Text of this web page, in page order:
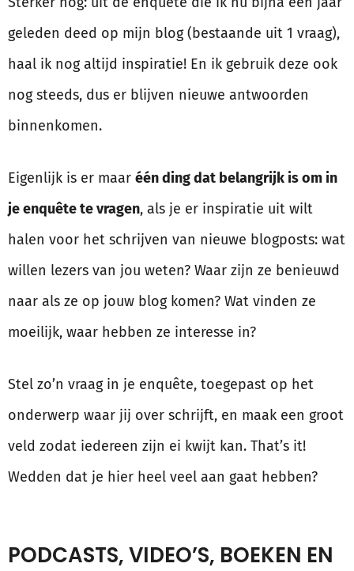
geleden deed op mijn blog (bestaande uit 1 vraag),
haal ik nog altijd inspiratie! En ik gebruik deze ook
nog steeds, dus er blijven nieuwe antwoorden
binnenkomen.
Eigenlijk is er maar één ding dat belangrijk is om in
je enquête te vragen, als je er inspiratie uit wilt
halen voor het schrijven van nieuwe blogposts: wat
willen lezers van jou weten? Waar zijn ze benieuwd
naar als ze op jouw blog komen? Wat vinden ze
moeilijk, waar hebben ze interesse in?
Stel zo’n vraag in je enquête, toegepast op het
onderwerp waar jij over schrijft, en maak een groot
veld zodat iedereen zijn ei kwijt kan. That’s it!
Wedden dat je hier heel veel aan gaat hebben?
PODCASTS, VIDEO’S, BOEKEN EN